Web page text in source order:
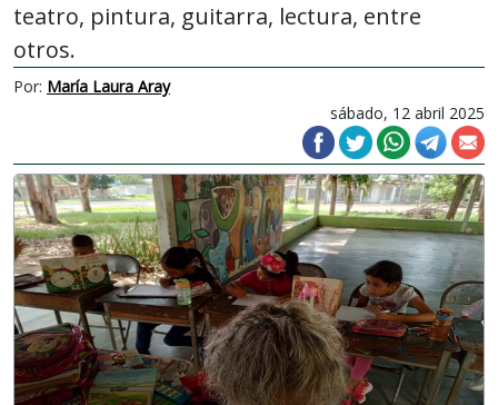
teatro, pintura, guitarra, lectura, entre
otros.
Por: María Laura Aray
sábado, 12 abril 2025